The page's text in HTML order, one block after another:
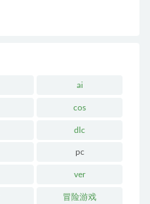
ai
cos
dlc
pc
ver
冒险游戏